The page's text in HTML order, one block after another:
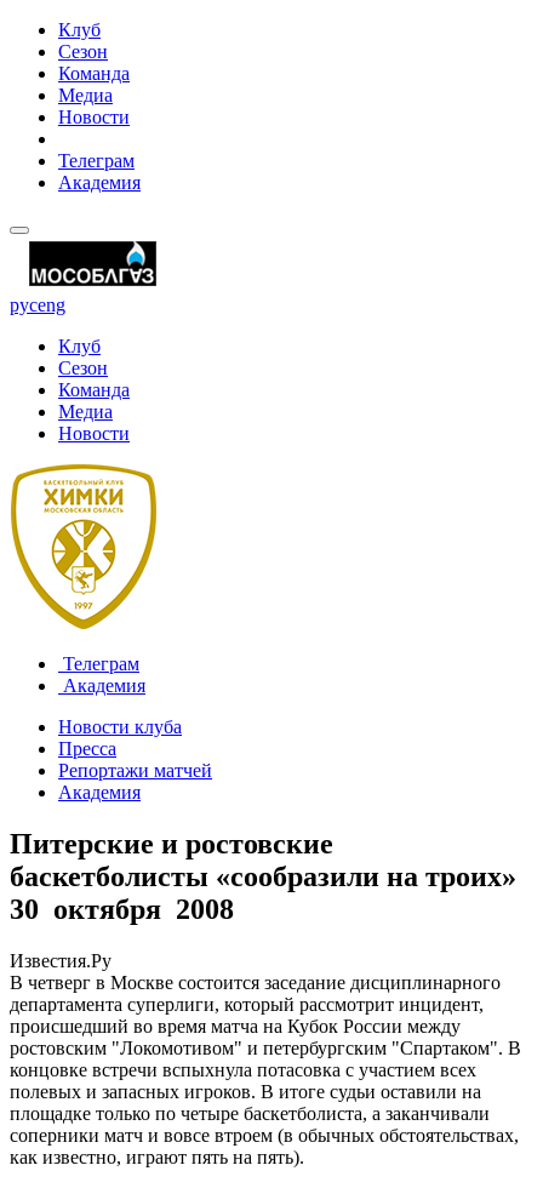
Клуб
Сезон
Команда
Медиа
Новости
Телеграм
Академия
русeng
Клуб
Сезон
Команда
Медиа
Новости
Телеграм
Академия
Новости клуба
Пресса
Репортажи матчей
Академия
Питерские и ростовские
баскетболисты «сообразили на троих»
30 октября 2008
Известия.Ру
В четверг в Москве состоится заседание дисциплинарного
департамента суперлиги, который рассмотрит инцидент,
происшедший во время матча на Кубок России между
ростовским "Локомотивом" и петербургским "Спартаком". В
концовке встречи вспыхнула потасовка с участием всех
полевых и запасных игроков. В итоге судьи оставили на
площадке только по четыре баскетболиста, а заканчивали
соперники матч и вовсе втроем (в обычных обстоятельствах,
как известно, играют пять на пять).